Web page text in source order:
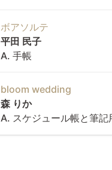
ボアソルテ
平田 民子
A. 手帳
bloom wedding
森 りか
A. スケジュール帳と筆